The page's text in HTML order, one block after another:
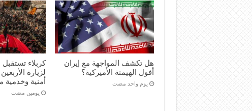
هل تكشف المواجهة مع إيران
أفول الهيمنة الأميركية؟
‏يوم واحد مضت
كربلاء تستقبل
لزيارة
أمنية وخدمية
‏يومين مضت